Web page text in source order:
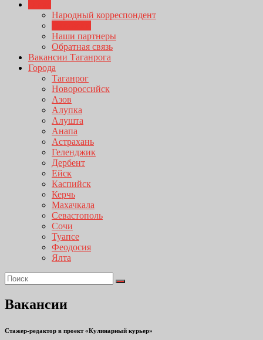
Народный корреспондент
Наши партнеры
Обратная связь
Вакансии Таганрога
Города
Таганрог
Новороссийск
Азов
Алупка
Алушта
Анапа
Астрахань
Геленджик
Дербент
Ейск
Каспийск
Керчь
Махачкала
Севастополь
Сочи
Туапсе
Феодосия
Ялта
Вакансии
Стажер-редактор в проект «Кулинарный курьер»